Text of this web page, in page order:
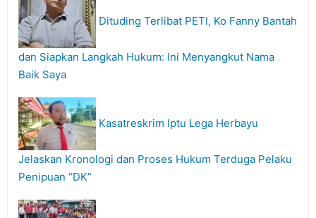
Dituding Terlibat PETI, Ko Fanny Bantah
dan Siapkan Langkah Hukum: Ini Menyangkut Nama
Baik Saya
Kasatreskrim Iptu Lega Herbayu
Jelaskan Kronologi dan Proses Hukum Terduga Pelaku
Penipuan “DK”